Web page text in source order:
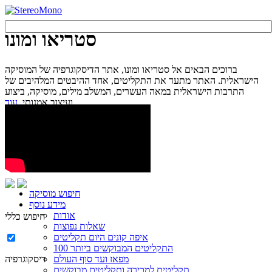
סטריאו ומונו
ברוכים הבאים אל סטריאו ומונו, אתר הדיסקוגרפיה של המוסיקה
הישראלית. האתר מתעד את התקליטים, אחד ההיבטים המלהיבים של
התרבות הישראלית במאה העשרים, המשלב מילים, מוסיקה, ביצוע
ועיצוב אמנותי.עוד...
חיפוש מוסיקה
מידע נוסף
אודות
שאלות נפוצות
איפה קונים היום תקליטים
100 התקליטים המבוקשים ביותר
מפאז ועד סוף העולם
תקליטים למכירה ותקליטים מבוקשים
חיפוש כללי
דיסקוגרפיה